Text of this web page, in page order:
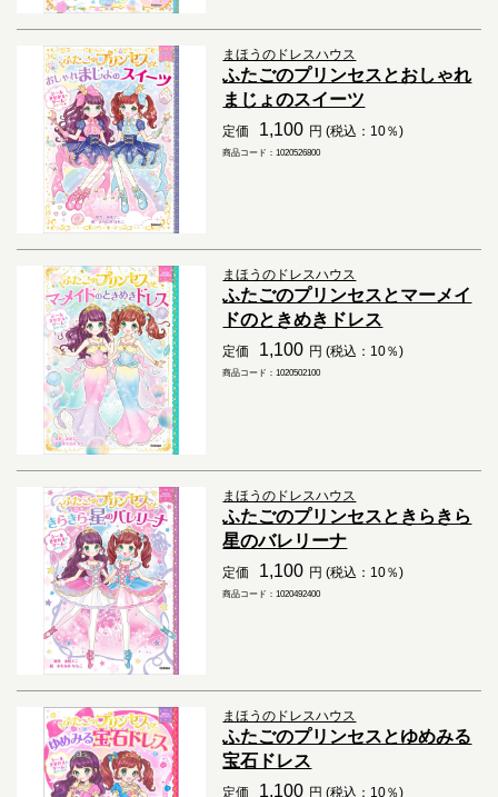
まほうのドレスハウス
ふたごのプリンセスとおしゃれ
まじょのスイーツ
定価 1,100 円 (税込：10％)
商品コード：1020526800
まほうのドレスハウス
ふたごのプリンセスとマーメイ
ドのときめきドレス
定価 1,100 円 (税込：10％)
商品コード：1020502100
まほうのドレスハウス
ふたごのプリンセスときらきら
星のバレリーナ
定価 1,100 円 (税込：10％)
商品コード：1020492400
まほうのドレスハウス
ふたごのプリンセスとゆめみる
宝石ドレス
定価 1,100 円 (税込：10％)